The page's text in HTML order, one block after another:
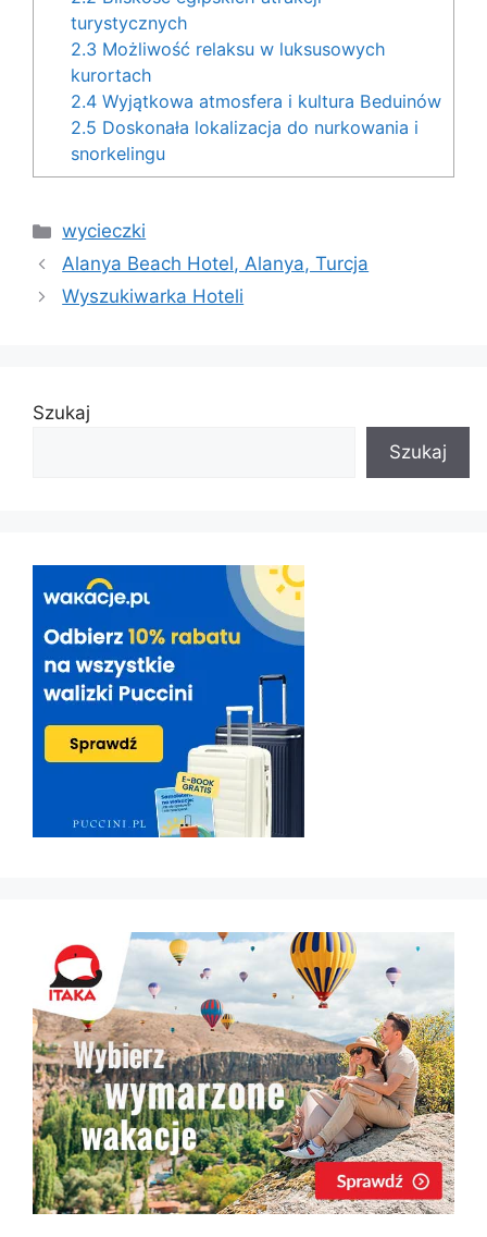
turystycznych
2.3 Możliwość relaksu w luksusowych
kurortach
2.4 Wyjątkowa atmosfera i kultura Beduinów
2.5 Doskonała lokalizacja do nurkowania i
snorkelingu
Categories
wycieczki
Alanya Beach Hotel, Alanya, Turcja
Wyszukiwarka Hoteli
Szukaj
Szukaj